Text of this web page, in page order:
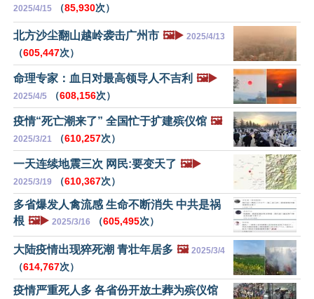
2025/4/15 （85,930次）
北方沙尘翻山越岭袭击广州市 🖼️▶️ 2025/4/13
（605,447次）
命理专家：血日对最高领导人不吉利 🖼️▶️
2025/4/5 （608,156次）
疫情“死亡潮来了” 全国忙于扩建殡仪馆 🖼️
2025/3/21 （610,257次）
一天连续地震三次 网民:要变天了 🖼️▶️
2025/3/19 （610,367次）
多省爆发人禽流感 生命不断消失 中共是祸
根 🖼️▶️ 2025/3/16 （605,495次）
大陆疫情出现猝死潮 青壮年居多 🖼️ 2025/3/4
（614,767次）
疫情严重死人多 各省份开放土葬为殡仪馆